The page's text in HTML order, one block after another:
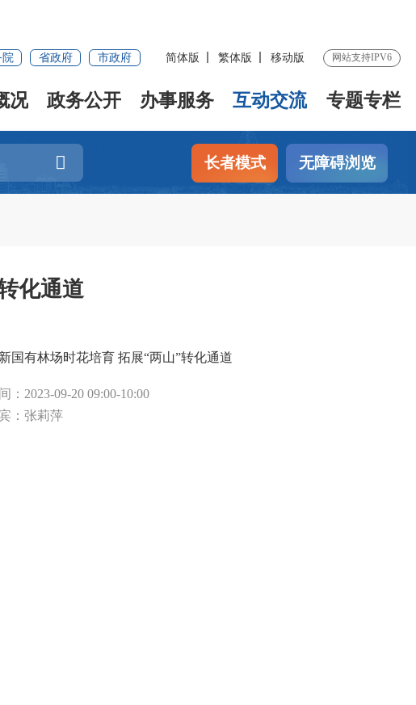
院 省政府 市政府 简体版 繁体版 移动版 网站支持IPV6
况 政务公开 办事服务 互动交流 专题专栏
长者模式 无障碍浏览
化通道
国有林场时花培育 拓展“两山”转化通道
：2023-09-20 09:00-10:00
：张莉萍